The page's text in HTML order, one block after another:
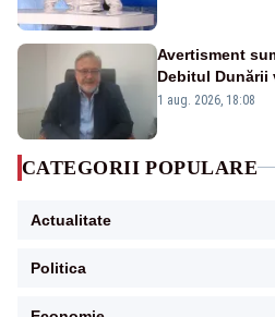
Avertisment
Debitul Dunării
Cernavodă s-ar
1 aug. 2026, 18:08
CATEGORII POPULARE
Actualitate
Politica